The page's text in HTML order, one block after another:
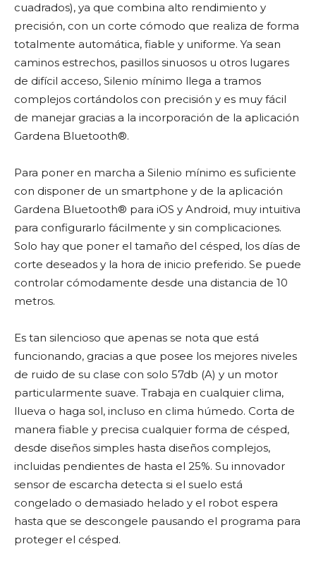
cuadrados), ya que combina alto rendimiento y
precisión, con un corte cómodo que realiza de forma
totalmente automática, fiable y uniforme. Ya sean
caminos estrechos, pasillos sinuosos u otros lugares
de difícil acceso, Silenio mínimo llega a tramos
complejos cortándolos con precisión y es muy fácil
de manejar gracias a la incorporación de la aplicación
Gardena Bluetooth®.
Para poner en marcha a Silenio mínimo es suficiente
con disponer de un smartphone y de la aplicación
Gardena Bluetooth® para iOS y Android, muy intuitiva
para configurarlo fácilmente y sin complicaciones.
Solo hay que poner el tamaño del césped, los días de
corte deseados y la hora de inicio preferido. Se puede
controlar cómodamente desde una distancia de 10
metros.
Es tan silencioso que apenas se nota que está
funcionando, gracias a que posee los mejores niveles
de ruido de su clase con solo 57db (A) y un motor
particularmente suave. Trabaja en cualquier clima,
llueva o haga sol, incluso en clima húmedo. Corta de
manera fiable y precisa cualquier forma de césped,
desde diseños simples hasta diseños complejos,
incluidas pendientes de hasta el 25%. Su innovador
sensor de escarcha detecta si el suelo está
congelado o demasiado helado y el robot espera
hasta que se descongele pausando el programa para
proteger el césped.